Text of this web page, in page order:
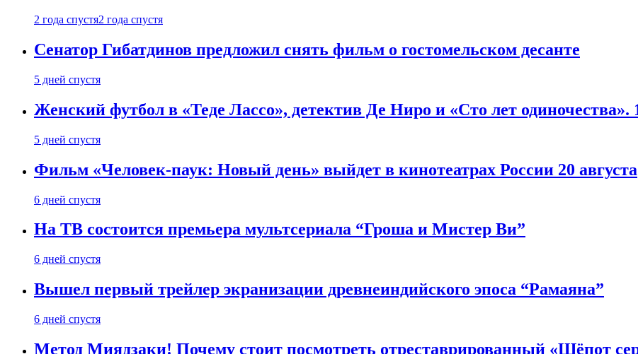
2 года спустя2 года спустя
Сенатор Гибатдинов предложил снять фильм о гостомельском десанте
5 дней спустя
Женский футбол в «Теде Лассо», детектив Де Ниро и «Сто лет одиночества».
5 дней спустя
Фильм «Человек-паук: Новый день» выйдет в кинотеатрах России 20 августа
6 дней спустя
На ТВ состоится премьера мультсериала “Гроша и Мистер Ви”
6 дней спустя
Вышел первый трейлер экранизации древнеиндийского эпоса “Рамаяна”
6 дней спустя
Метод Миядзаки! Почему стоит посмотреть отреставрированный «Шёпот